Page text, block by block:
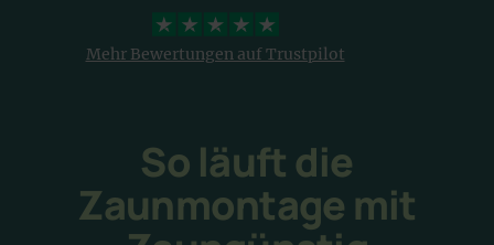
4,3 Sterne
Mehr Bewertungen auf Trustpilot
So läuft die
Zaunmontage mit